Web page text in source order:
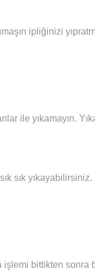
ipliğinizi
ile yıkamayın.
sık yıkayabilirsiniz.
işlemi bittikten